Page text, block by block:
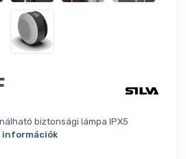
biztonsági lámpa IPX5
információk